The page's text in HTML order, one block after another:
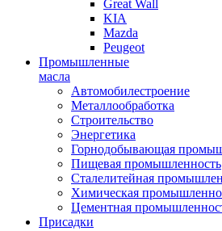
Great Wall
KIA
Mazda
Peugeot
Промышленные
масла
Автомобилестроение
Металлообработка
Строительство
Энергетика
Горнодобывающая
Пищевая промышленность
Сталелитейная
Химическая
Цементная
Присадки